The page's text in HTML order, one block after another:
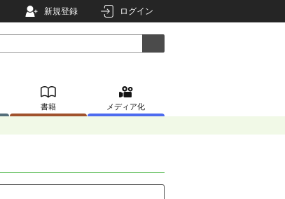
新規登録 ログイン
書籍 メディア化